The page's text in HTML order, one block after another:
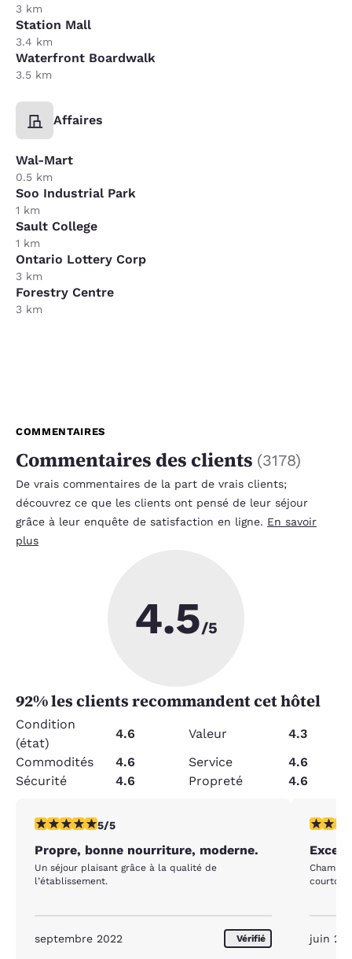
3 km
Station Mall
3.4 km
Waterfront Boardwalk
3.5 km
Affaires
Wal-Mart
0.5 km
Soo Industrial Park
1 km
Sault College
1 km
Ontario Lottery Corp
3 km
Forestry Centre
3 km
COMMENTAIRES
Commentaires des clients (3178)
De vrais commentaires de la part de vrais clients;
découvrez ce que les clients ont pensé de leur séjour
grâce à leur enquête de satisfaction en ligne. En savoir
plus
4.5/5
92% les clients recommandent cet hôtel
Condition
(état)
4.6 Valeur
4.3
Commodités
4.6 Service
4.6
Sécurité
4.6 Propreté 4.6
5 étoiles. Exceptionnel. 1 commentaire
5/5
Propre, bonne nourriture, moderne.
Un séjour plaisant grâce à la qualité de
l’établissement.
septembre 2022 Vérifié
5
courtois
juin